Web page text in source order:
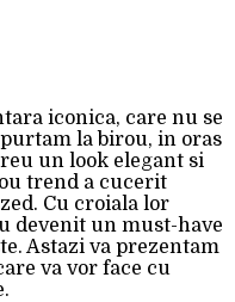
iconica, care nu se
la birou, in oras
un look elegant si
trend a cucerit
Cu croiala lor
devenit un must-have
Astazi va prezentam
va vor face cu